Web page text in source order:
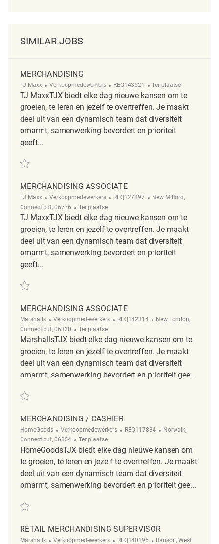
SIMILAR JOBS
MERCHANDISING
TJ Maxx Categorie
Verkoopmedewerkers ReqId
REQ143521 Afgelegen
Ter plaatse
TJ MaxxTJX biedt elke dag nieuwe kansen om te
groeien, te leren en jezelf te overtreffen. Je maakt
deel uit van een dynamisch team dat diversiteit
omarmt, samenwerking bevordert en prioriteit
geeft...
Redden Merchandising REQ143521
MERCHANDISING ASSOCIATE
TJ Maxx Categorie
Verkoopmedewerkers ReqId
REQ127897 Plaats
New Milford,
Connecticut, 06776
Afgelegen
Ter plaatse
TJ MaxxTJX biedt elke dag nieuwe kansen om te
groeien, te leren en jezelf te overtreffen. Je maakt
deel uit van een dynamisch team dat diversiteit
omarmt, samenwerking bevordert en prioriteit
geeft...
Redden Merchandising Associate REQ127897
MERCHANDISING ASSOCIATE
Marshalls Categorie
Verkoopmedewerkers ReqId
REQ142314 Plaats
New London,
Connecticut, 06320
Afgelegen
Ter plaatse
MarshallsTJX biedt elke dag nieuwe kansen om te
groeien, te leren en jezelf te overtreffen. Je maakt
deel uit van een dynamisch team dat diversiteit
omarmt, samenwerking bevordert en prioriteit gee...
Redden Merchandising Associate REQ142314
MERCHANDISING / CASHIER
HomeGoods Categorie
Verkoopmedewerkers ReqId
REQ117884 Plaats
Norwalk,
Connecticut, 06854
Afgelegen
Ter plaatse
HomeGoodsTJX biedt elke dag nieuwe kansen om
te groeien, te leren en jezelf te overtreffen. Je maakt
deel uit van een dynamisch team dat diversiteit
omarmt, samenwerking bevordert en prioriteit gee...
Redden merchandising / Cashier REQ117884
RETAIL MERCHANDISING SUPERVISOR
Marshalls Categorie
Verkoopmedewerkers ReqId
REQ140195 Plaats
Ranson, West